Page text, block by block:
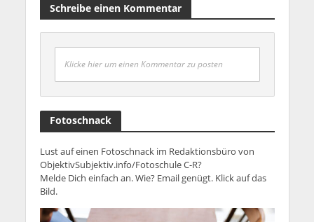
Schreibe einen Kommentar
Klicke hier um einen Kommentar zu posten
Fotoschnack
Lust auf einen Fotoschnack im Redaktionsbüro von
ObjektivSubjektiv.info/Fotoschule C-R?
Melde Dich einfach an. Wie? Email genügt. Klick auf das
Bild.